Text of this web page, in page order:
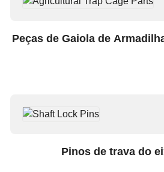
Peças de Gaiola de
Pinos de trava do